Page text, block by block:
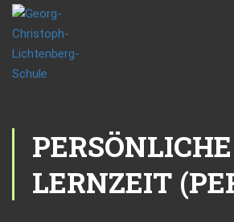
PERSÖNLICHE
LERNZEIT